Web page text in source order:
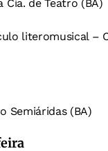
Cia. de Teatro (BA)
literomusical –
Semiáridas (BA)